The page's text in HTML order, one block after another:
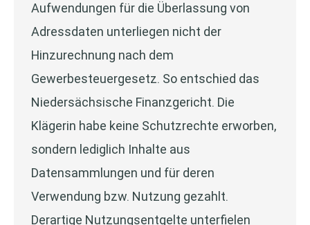
Aufwendungen für die Überlassung von
Adressdaten unterliegen nicht der
Hinzurechnung nach dem
Gewerbesteuergesetz. So entschied das
Niedersächsische Finanzgericht. Die
Klägerin habe keine Schutzrechte erworben,
sondern lediglich Inhalte aus
Datensammlungen und für deren
Verwendung bzw. Nutzung gezahlt.
Derartige Nutzungsentgelte unterfielen